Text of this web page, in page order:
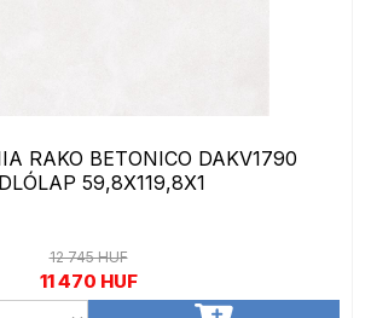
RAKO BETONICO DAKV1790
59,8X119,8X1
12 745 HUF
11 470 HUF